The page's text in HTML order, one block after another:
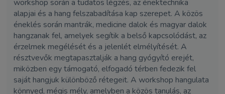
workshop során a tudatos légzés, az énektechnika
alapjai és a hang felszabadítása kap szerepet. A közös
éneklés során mantrák, medicine dalok és magyar dalok
hangzanak fel, amelyek segítik a belső kapcsolódást, az
érzelmek megélését és a jelenlét elmélyítését. A
résztvevők megtapasztalják a hang gyógyító erejét,
miközben egy támogató, elfogadó térben fedezik fel
saját hangjuk különböző rétegeit. A workshop hangulata
könnyed, mégis mély, amelyben a közös tanulás, az